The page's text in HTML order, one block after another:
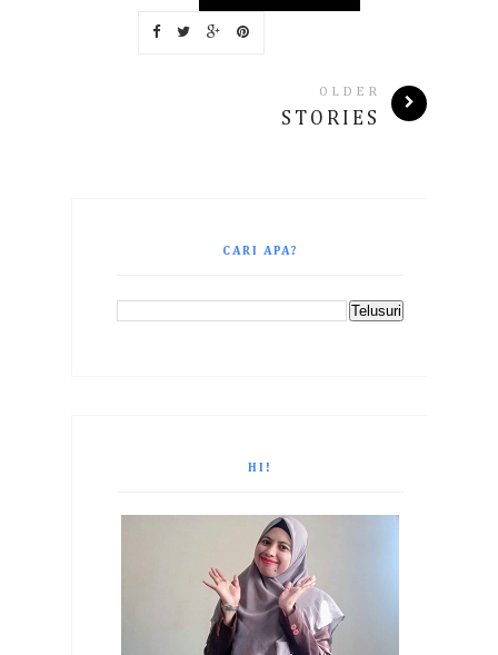
OLDER
STORIES
CARI APA?
HI!